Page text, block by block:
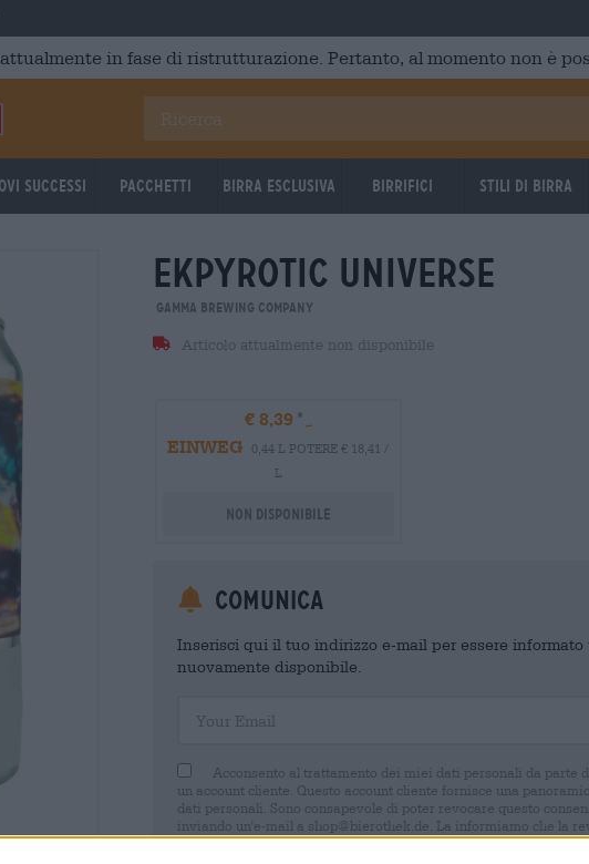
in fase di ristrutturazione. Pertanto, al momento non è
successi Pacchetti Birra Esclusiva Birrifici Stili di birra
ekpyrotic universe
Gamma Brewing Company
Articolo attualmente non disponibile
€ 8,39
EINWEG
0,44 L POTERE € 18,41 /
L
Non disponibile
Comunica
Inserisci qui il tuo indirizzo e-mail per essere
nuovamente disponibile.
Acconsento al trattamento dei miei dati personali da parte
un account cliente. Questo account cliente fornisce una
dati personali. Sono consapevole di poter revocare questo
inviando un'e-mail a shop@bierothek.de. La informiamo che la
trattamento effettuato sulla base del suo consenso fino al